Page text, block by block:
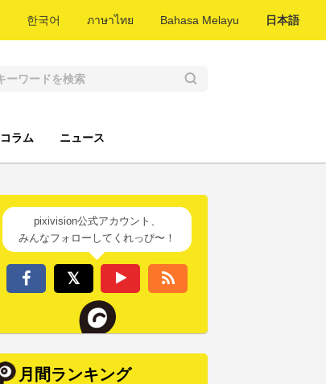
한국어 ภาษาไทย Bahasa Melayu 日本語
コラム ニュース
pixivision公式アカウント、
みんなフォローしてくれっぴ〜！
月間ランキング